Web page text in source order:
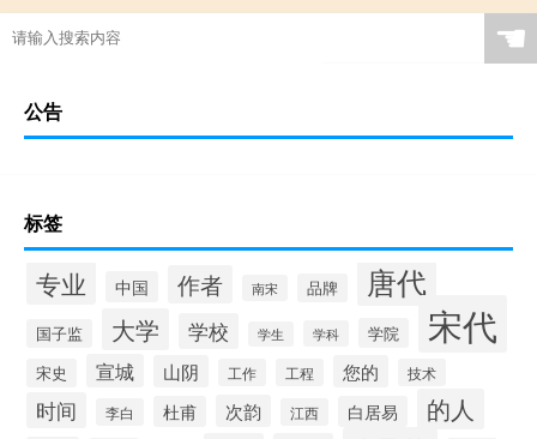
☚
公告
标签
专业 中国 作者 南宋 品牌 唐代
国子监 大学 学校 学生 学科 学院 宋代
宋史 宣城 山阴 工作 工程 您的 技术
时间 李白 杜甫 次韵 江西 白居易 的人